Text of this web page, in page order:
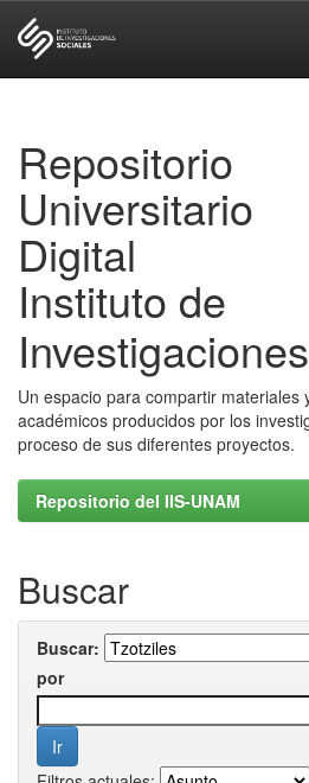
Repositorio
Universitario
Digital
Instituto de
Un espacio para compartir materiales
académicos producidos por los
proceso de sus diferentes proyectos.
Repositorio del IIS-UNAM
Buscar
Buscar:
por